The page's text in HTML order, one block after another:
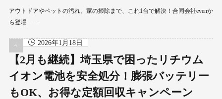
アウトドアやペットの汚れ、家の掃除まで、これ1台で解決！合同会社evenか
ら登場……
2026年1月18日
【2月も継続】埼玉県で困ったリチウム
イオン電池を安全処分！膨張バッテリー
もOK、お得な定額回収キャンペーン